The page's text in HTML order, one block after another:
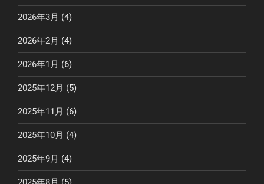
2026年3月 (4)
2026年2月 (4)
2026年1月 (6)
2025年12月 (5)
2025年11月 (6)
2025年10月 (4)
2025年9月 (4)